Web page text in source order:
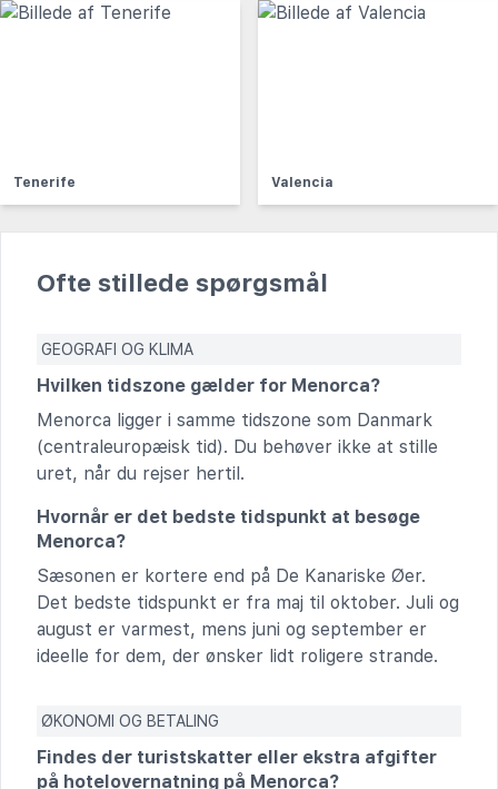
Tenerife Valencia
Ofte stillede spørgsmål
GEOGRAFI OG KLIMA
Hvilken tidszone gælder for Menorca?
Menorca ligger i samme tidszone som Danmark
(centraleuropæisk tid). Du behøver ikke at stille
uret, når du rejser hertil.
Hvornår er det bedste tidspunkt at besøge
Menorca?
Sæsonen er kortere end på De Kanariske Øer.
Det bedste tidspunkt er fra maj til oktober. Juli og
august er varmest, mens juni og september er
ideelle for dem, der ønsker lidt roligere strande.
ØKONOMI OG BETALING
Findes der turistskatter eller ekstra afgifter
på hotelovernatning på Menorca?